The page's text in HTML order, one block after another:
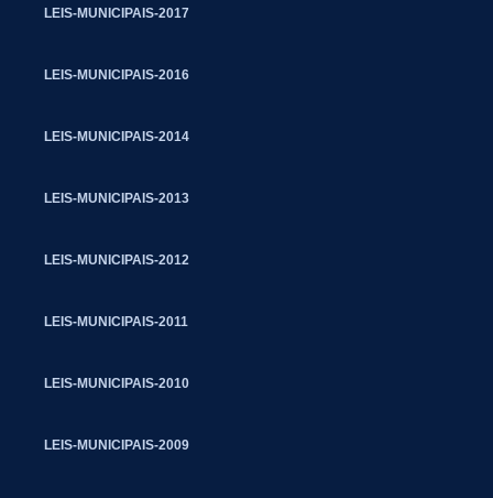
LEIS-MUNICIPAIS-2017
LEIS-MUNICIPAIS-2016
LEIS-MUNICIPAIS-2014
LEIS-MUNICIPAIS-2013
LEIS-MUNICIPAIS-2012
LEIS-MUNICIPAIS-2011
LEIS-MUNICIPAIS-2010
LEIS-MUNICIPAIS-2009